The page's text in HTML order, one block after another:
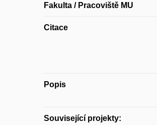
Fakulta / Pracoviště MU
Citace
Popis
Související projekty: